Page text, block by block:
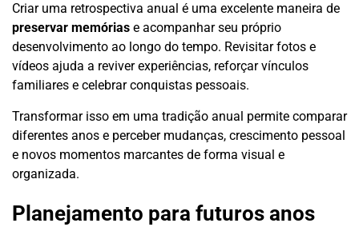
Criar uma retrospectiva anual é uma excelente maneira de
preservar memórias e acompanhar seu próprio
desenvolvimento ao longo do tempo. Revisitar fotos e
vídeos ajuda a reviver experiências, reforçar vínculos
familiares e celebrar conquistas pessoais.
Transformar isso em uma tradição anual permite comparar
diferentes anos e perceber mudanças, crescimento pessoal
e novos momentos marcantes de forma visual e
organizada.
Planejamento para futuros anos